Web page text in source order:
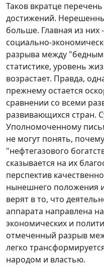
Таков вкратце
достижений.
больше. Главная из них
социально-
разрыва между
статистике, уровень
возрастает. Правда,
прежнему остается
сравнении со всеми
развивающихся стран.
Уполномоченному
не могут понять,
"нефтегазового
сказывается на их
перспектив
нынешнего положения
верят в то, что
аппарата направлена
экономических и
отмеченный разрыв
легко
народом и властью.